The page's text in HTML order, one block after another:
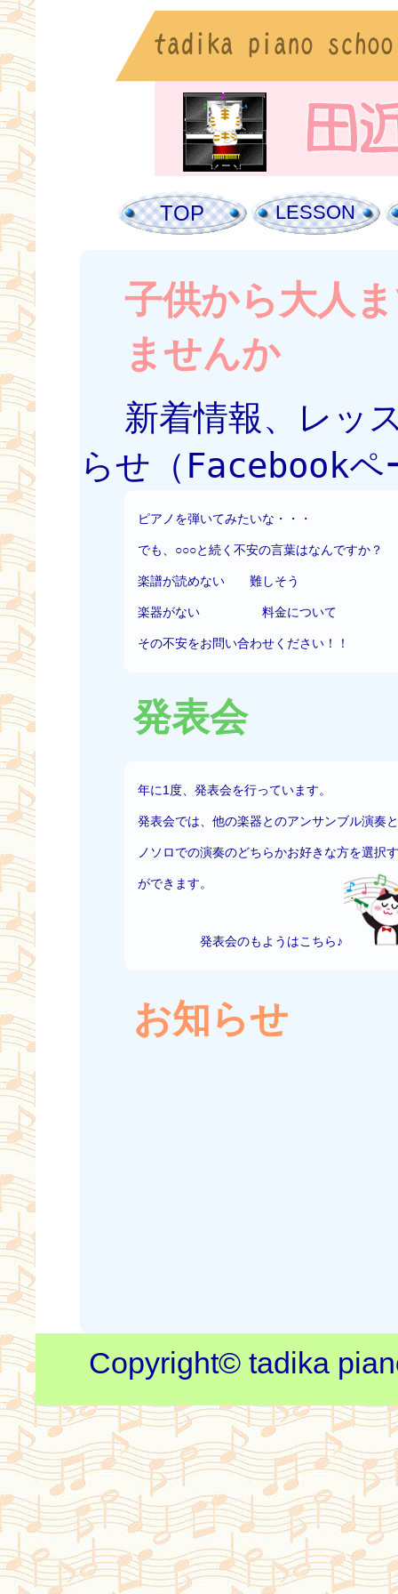
TOP LESSON
子供から大人
ませんか
新着情報、レッ
らせ（Facebookペ
ピアノを弾いてみたいな・・・
でも、○○○と続く不安の言葉はなんですか？
楽譜が読めない 難しそう
楽器がない 料金について
その不安をお問い合わせください！！
発表会
年に1度、発表会を行っています。
発表会では、他の楽器とのアンサンブル演奏
ノソロでの演奏のどちらかお好きな方を選択
ができます。
発表会のもようはこちら♪
お知らせ
Copyright© tadika